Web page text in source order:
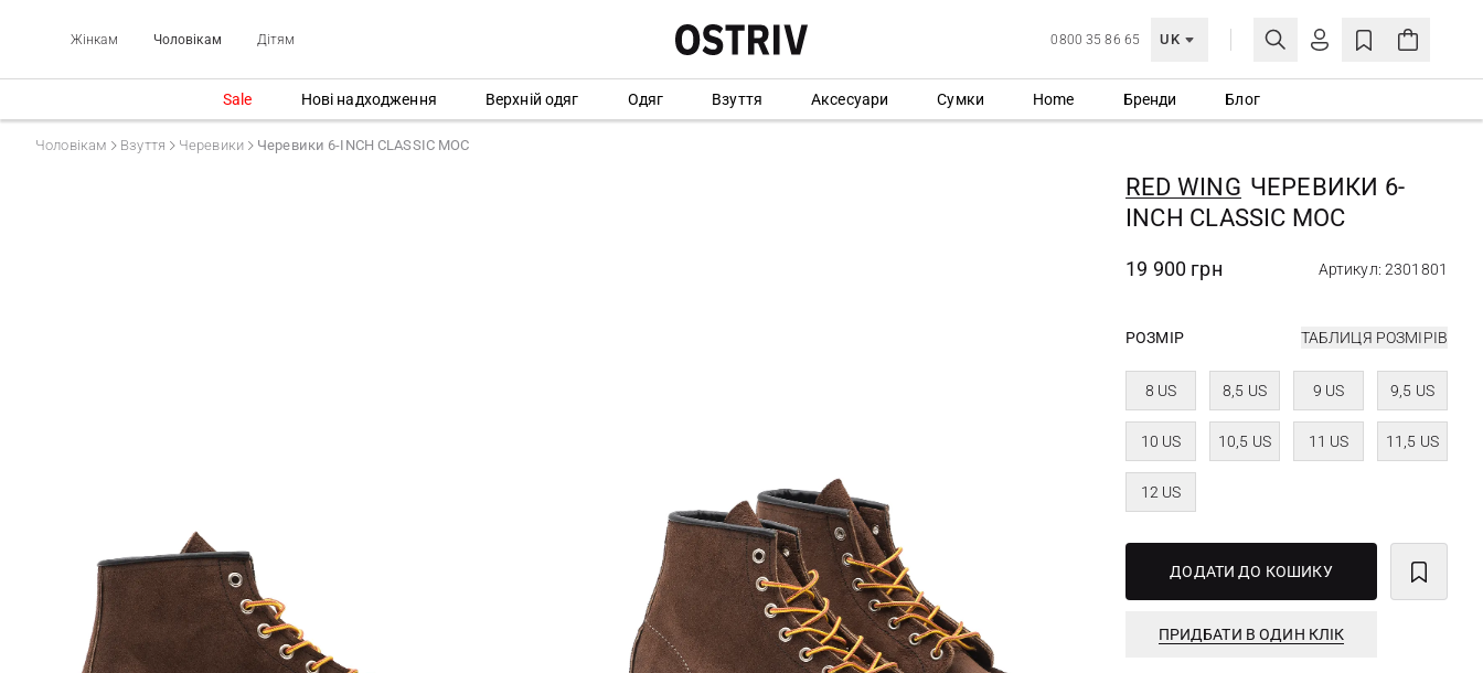
Жінкам Чоловікам Дітям 0800 35 86 65 UK
МОЯ ОБЛІКІВКА
Ще не зареєстровані?
СТВОРИТИ ОБЛІКІВКУ
Sale Нові надходження Верхній одяг Одяг Взуття Аксесуари Сумки Home Бренди Блог
Чоловікам Взуття Черевики Черевики 6-INCH CLASSIC MOC
RED WING ЧЕРЕВИКИ 6-
INCH CLASSIC MOC
19 900 грн Артикул: 2301801
РОЗМІР ТАБЛИЦЯ РОЗМІРІВ
8 US 8,5 US 9 US 9,5 US
10 US 10,5 US 11 US 11,5 US
12 US
ДОДАТИ ДО КОШИКУ
ПРИДБАТИ В ОДИН КЛІК